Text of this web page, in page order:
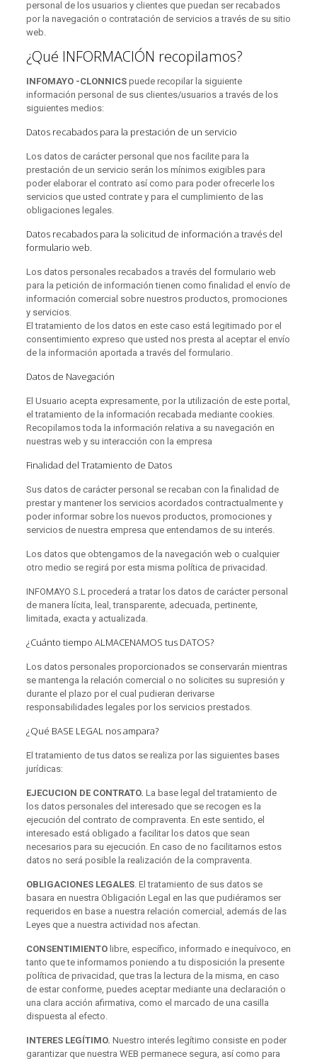
personal de los usuarios y clientes que puedan ser recabados
por la navegación o contratación de servicios a través de su sitio
web.
¿Qué INFORMACIÓN recopilamos?
INFOMAYO -CLONNICS puede recopilar la siguiente
información personal de sus clientes/usuarios a través de los
siguientes medios:
Datos recabados para la prestación de un servicio
Los datos de carácter personal que nos facilite para la
prestación de un servicio serán los mínimos exigibles para
poder elaborar el contrato así como para poder ofrecerle los
servicios que usted contrate y para el cumplimiento de las
obligaciones legales.
Datos recabados para la solicitud de información a través del
formulario web.
Los datos personales recabados a través del formulario web
para la petición de información tienen como finalidad el envío de
información comercial sobre nuestros productos, promociones
y servicios.
El tratamiento de los datos en este caso está legitimado por el
consentimiento expreso que usted nos presta al aceptar el envío
de la información aportada a través del formulario.
Datos de Navegación
El Usuario acepta expresamente, por la utilización de este portal,
el tratamiento de la información recabada mediante cookies.
Recopilamos toda la información relativa a su navegación en
nuestras web y su interacción con la empresa
Finalidad del Tratamiento de Datos
Sus datos de carácter personal se recaban con la finalidad de
prestar y mantener los servicios acordados contractualmente y
poder informar sobre los nuevos productos, promociones y
servicios de nuestra empresa que entendamos de su interés.
Los datos que obtengamos de la navegación web o cualquier
otro medio se regirá por esta misma política de privacidad.
INFOMAYO S.L procederá a tratar los datos de carácter personal
de manera lícita, leal, transparente, adecuada, pertinente,
limitada, exacta y actualizada.
¿Cuánto tiempo ALMACENAMOS tus DATOS?
Los datos personales proporcionados se conservarán mientras
se mantenga la relación comercial o no solicites su supresión y
durante el plazo por el cual pudieran derivarse
responsabilidades legales por los servicios prestados.
¿Qué BASE LEGAL nos ampara?
El tratamiento de tus datos se realiza por las siguientes bases
jurídicas:
EJECUCION DE CONTRATO. La base legal del tratamiento de
los datos personales del interesado que se recogen es la
ejecución del contrato de compraventa. En este sentido, el
interesado está obligado a facilitar los datos que sean
necesarios para su ejecución. En caso de no facilitarnos estos
datos no será posible la realización de la compraventa.
OBLIGACIONES LEGALES. El tratamiento de sus datos se
basara en nuestra Obligación Legal en las que pudiéramos ser
requeridos en base a nuestra relación comercial, además de las
Leyes que a nuestra actividad nos afectan.
CONSENTIMIENTOlibre, específico, informado e inequívoco, en
tanto que te informamos poniendo a tu disposición la presente
política de privacidad, que tras la lectura de la misma, en caso
de estar conforme, puedes aceptar mediante una declaración o
una clara acción afirmativa, como el marcado de una casilla
dispuesta al efecto.
INTERES LEGÍTIMO. Nuestro interés legítimo consiste en poder
garantizar que nuestra WEB permanece segura, así como para